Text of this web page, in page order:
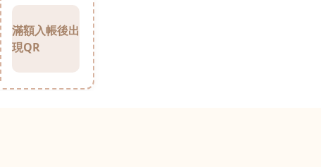
滿額入帳後出
現QR